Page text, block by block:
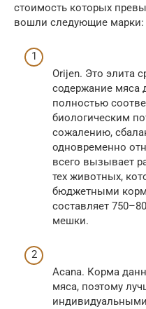
стоимость которых
вошли следующие марки:
Orijen. Это элита
содержание мяса
полностью
биологическим
сожалению,
одновременно
всего вызывает
тех животных,
бюджетными
составляет
мешки.
Acana. Корма
мяса, поэтому